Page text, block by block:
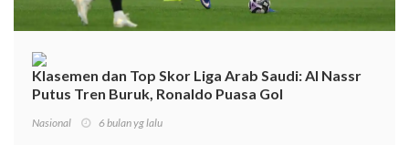
Klasemen dan Top Skor Liga Arab Saudi: Al Nassr
Putus Tren Buruk, Ronaldo Puasa Gol
Nasional 6 bulan yg lalu